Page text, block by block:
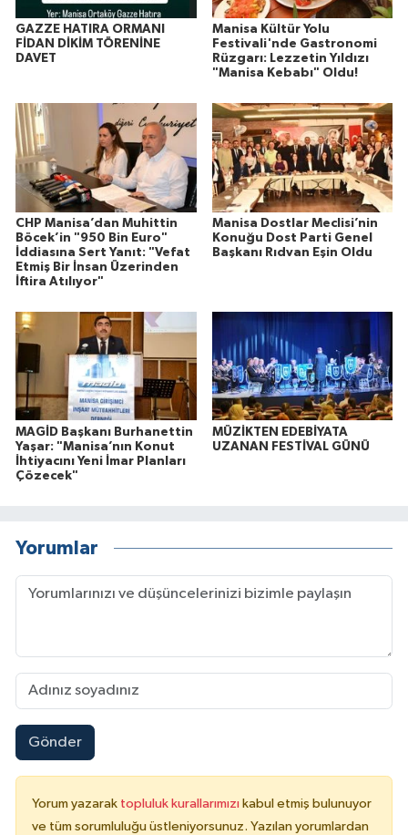
GAZZE HATIRA ORMANI
FİDAN DİKİM TÖRENİNE
DAVET
Manisa Kültür Yolu
Festivali'nde Gastronomi
Rüzgarı: Lezzetin Yıldızı
"Manisa Kebabı" Oldu!
CHP Manisa’dan Muhittin
Böcek’in "950 Bin Euro"
İddiasına Sert Yanıt: "Vefat
Etmiş Bir İnsan Üzerinden
İftira Atılıyor"
Manisa Dostlar Meclisi’nin
Konuğu Dost Parti Genel
Başkanı Rıdvan Eşin Oldu
MAGİD Başkanı Burhanettin
Yaşar: "Manisa’nın Konut
İhtiyacını Yeni İmar Planları
Çözecek"
MÜZİKTEN EDEBİYATA
UZANAN FESTİVAL GÜNÜ
Yorumlar
Gönder
Yorum yazarak topluluk kurallarımızı kabul etmiş bulunuyor
ve tüm sorumluluğu üstleniyorsunuz. Yazılan yorumlardan